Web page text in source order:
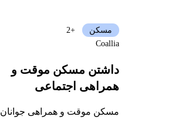
داشتن مسکن موقت و
همراهی اجتماعی
مسکن موقت و همراهی جوانان
مسکن
+2
Coallia